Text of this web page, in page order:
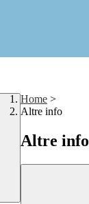
Home >
Altre info
Altre info